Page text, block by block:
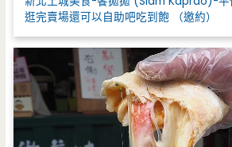
逛完賣場還可以自助吧吃到飽 （邀約）